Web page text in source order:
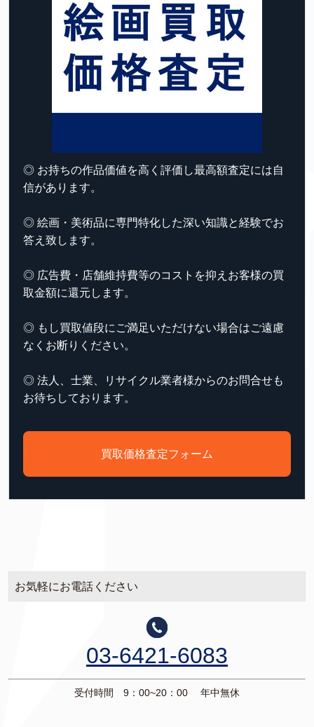
◎ お持ちの作品価値を高く評価し最高額査定には自
信があります。
◎ 絵画・美術品に専門特化した深い知識と経験でお
答え致します。
◎ 広告費・店舗維持費等のコストを抑えお客様の買
取金額に還元します。
◎ もし買取値段にご満足いただけない場合はご遠慮
なくお断りください。
◎ 法人、士業、リサイクル業者様からのお問合せも
お待ちしております。
買取価格査定フォーム
お気軽にお電話ください
03-6421-6083
受付時間 9：00~20：00 年中無休